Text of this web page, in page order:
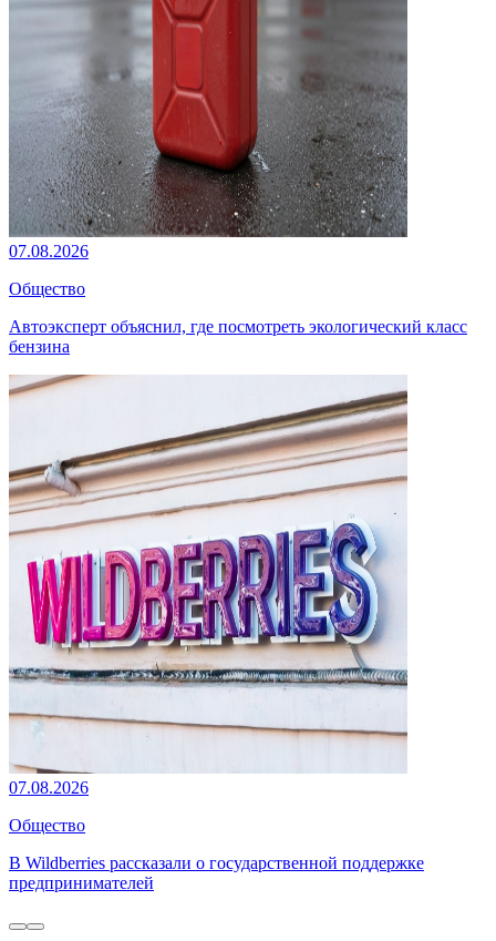
07.08.2026
Общество
Автоэксперт объяснил, где посмотреть экологический класс
бензина
07.08.2026
Общество
В Wildberries рассказали о государственной поддержке
предпринимателей